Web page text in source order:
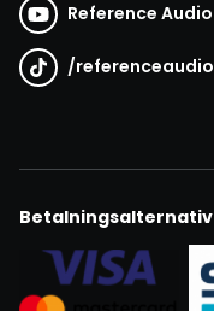
Reference Audio
/referenceaudio
Betalningsalternativ